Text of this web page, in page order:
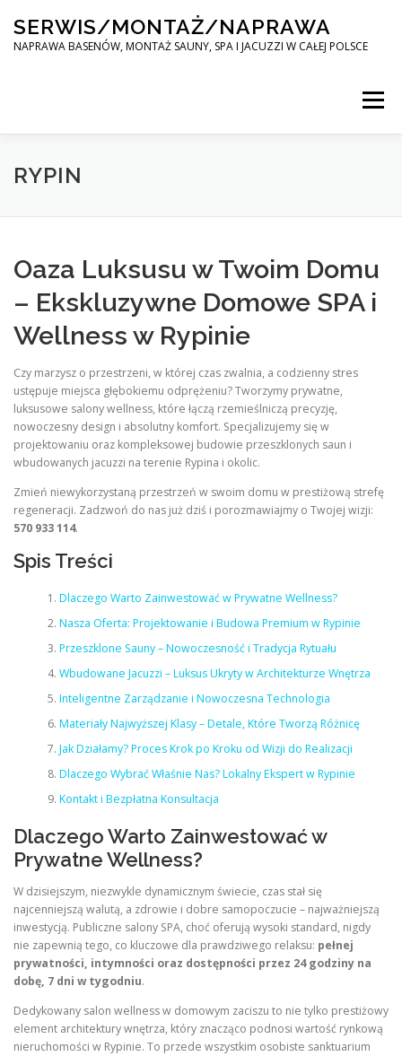
content
SERWIS/MONTAŻ/NAPRAWA
NAPRAWA BASENÓW, MONTAŻ SAUNY, SPA I JACUZZI W CAŁEJ POLSCE
Menu
SPA SERWIS
KONTAKT
RYPIN
Oaza Luksusu w Twoim Domu
– Ekskluzywne Domowe SPA i
Wellness w Rypinie
Czy marzysz o przestrzeni, w której czas zwalnia, a codzienny stres
ustępuje miejsca głębokiemu odprężeniu? Tworzymy prywatne,
luksusowe salony wellness, które łączą rzemieślniczą precyzję,
nowoczesny design i absolutny komfort. Specjalizujemy się w
projektowaniu oraz kompleksowej budowie przeszklonych saun i
wbudowanych jacuzzi na terenie Rypina i okolic.
Zmień niewykorzystaną przestrzeń w swoim domu w prestiżową strefę
regeneracji. Zadzwoń do nas już dziś i porozmawiajmy o Twojej wizji:
570 933 114.
Spis Treści
Dlaczego Warto Zainwestować w Prywatne Wellness?
Nasza Oferta: Projektowanie i Budowa Premium w Rypinie
Przeszklone Sauny – Nowoczesność i Tradycja Rytuału
Wbudowane Jacuzzi – Luksus Ukryty w Architekturze Wnętrza
Inteligentne Zarządzanie i Nowoczesna Technologia
Materiały Najwyższej Klasy – Detale, Które Tworzą Różnicę
Jak Działamy? Proces Krok po Kroku od Wizji do Realizacji
Dlaczego Wybrać Właśnie Nas? Lokalny Ekspert w Rypinie
Kontakt i Bezpłatna Konsultacja
Dlaczego Warto Zainwestować w
Prywatne Wellness?
W dzisiejszym, niezwykle dynamicznym świecie, czas stał się
najcenniejszą walutą, a zdrowie i dobre samopoczucie – najważniejszą
inwestycją. Publiczne salony SPA, choć oferują wysoki standard, nigdy
nie zapewnią tego, co kluczowe dla prawdziwego relaksu: pełnej
prywatności, intymności oraz dostępności przez 24 godziny na
dobę, 7 dni w tygodniu.
Dedykowany salon wellness w domowym zaciszu to nie tylko prestiżowy
element architektury wnętrza, który znacząco podnosi wartość rynkową
nieruchomości w Rypinie. To przede wszystkim osobiste sanktuarium